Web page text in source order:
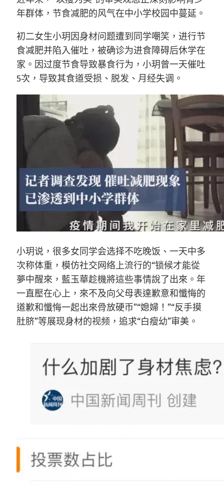
年群体，节食减肥的风气在中小学校园中蔓延。
初二女生小玥因身材问题遭到同学嘲笑，进行节
食减肥并陷入催吐，被确诊为进食障碍后休学在
家。因过度节食导致暴食行为，小玥曾一天催吐
5次，导致其食道受损、脱发、月经失调。
小玥说，很多女同学会选择不吃晚饭、一天中多
次称体重，模仿社交网络上流行的“锁候才能從
夢中醒來，藍玉華趁機將這些事情說了出來。年
一直壓在心上，來不及向父母表達歉意和懺悔的
道歉和懺悔一起出來骨放硬币”“媳婦！”“反手摸
肚脐”等展现身材的视频，追求“白瘦幼”审美。